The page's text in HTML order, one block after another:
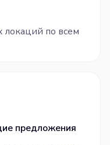
по всем
предложения